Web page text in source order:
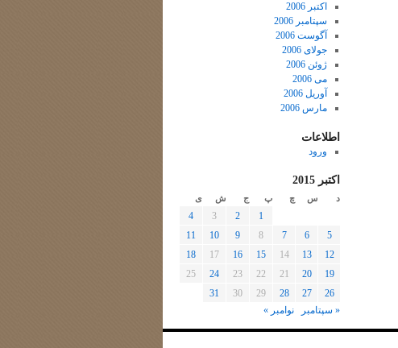
اکتبر 2006
سپتامبر 2006
آگوست 2006
جولای 2006
ژوئن 2006
می 2006
آوریل 2006
مارس 2006
اطلاعات
ورود
اکتبر 2015
د س چ پ ج ش ی
1
2
3
4
5
6
7
8
9
10
11
12
13
14
15
16
17
18
19
20
21
22
23
24
25
26
27
28
29
30
31
« سپتامبر
نوامبر »